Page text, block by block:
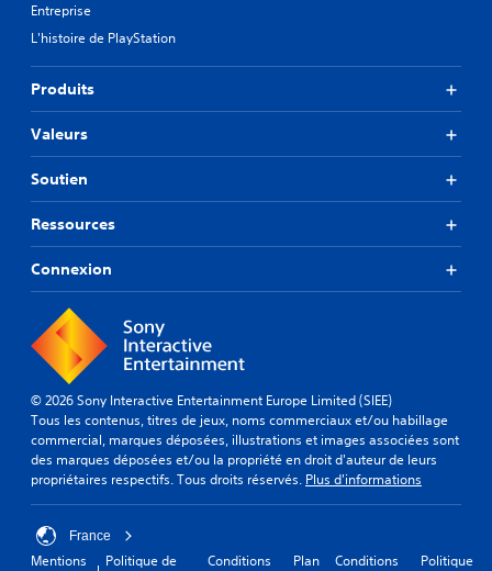
Entreprise
L'histoire de PlayStation
Produits
Valeurs
Soutien
Ressources
Connexion
© 2026 Sony Interactive Entertainment Europe Limited (SIEE)
Tous les contenus, titres de jeux, noms commerciaux et/ou habillage
commercial, marques déposées, illustrations et images associées sont
des marques déposées et/ou la propriété en droit d'auteur de leurs
propriétaires respectifs. Tous droits réservés. Plus d'informations
France
Mentions Politique de Conditions Plan Conditions Politique